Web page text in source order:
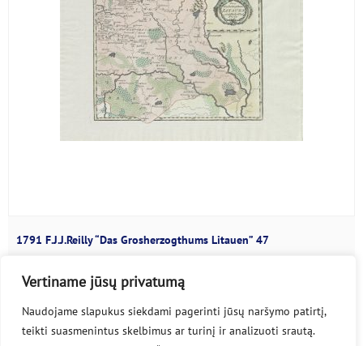
Vertiname jūsų privatumą
Naudojame slapukus siekdami pagerinti jūsų naršymo patirtį,
teikti suasmenintus skelbimus ar turinį ir analizuoti srautą.
1791 F.J.J.Reilly “Das Grosherzogthums Litauen” 47